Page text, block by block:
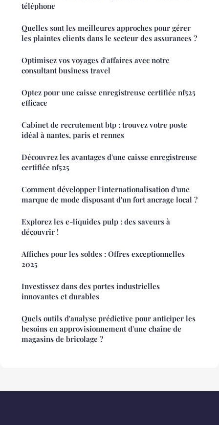
téléphone
Quelles sont les meilleures approches pour gérer
les plaintes clients dans le secteur des assurances ?
Optimisez vos voyages d'affaires avec notre
consultant business travel
Optez pour une caisse enregistreuse certifiée nf525
efficace
Cabinet de recrutement btp : trouvez votre poste
idéal à nantes, paris et rennes
Découvrez les avantages d'une caisse enregistreuse
certifiée nf525
Comment développer l'internationalisation d'une
marque de mode disposant d'un fort ancrage local ?
Explorez les e-liquides pulp : des saveurs à
découvrir !
Affiches pour les soldes : Offres exceptionnelles
2025
Investissez dans des portes industrielles
innovantes et durables
Quels outils d'analyse prédictive pour anticiper les
besoins en approvisionnement d'une chaîne de
magasins de bricolage ?